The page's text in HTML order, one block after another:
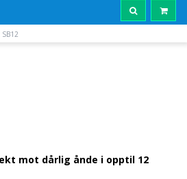
SB12
mot dårlig ånde i opptil 12